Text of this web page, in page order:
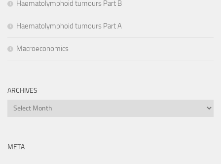
Haematolymphoid tumours Part B
Haematolymphoid tumours Part A
Macroeconomics
ARCHIVES
Archives
META